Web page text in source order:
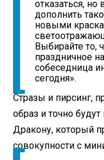
отказаться,
дополнить
новыми
Выбирайте то,
праздничное
собеседница
сегодня».
Стразы и пирсинг,
образ и точно
Дракону, который
совокупности с